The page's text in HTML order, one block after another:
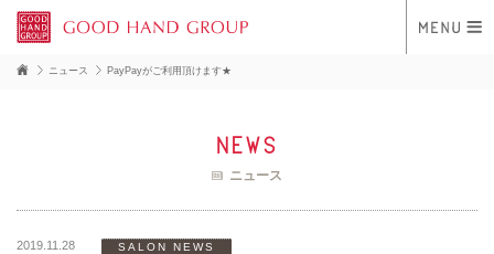
ニュース PayPayがご利用頂けます★
news
ニュース
2019.11.28 SALON NEWS